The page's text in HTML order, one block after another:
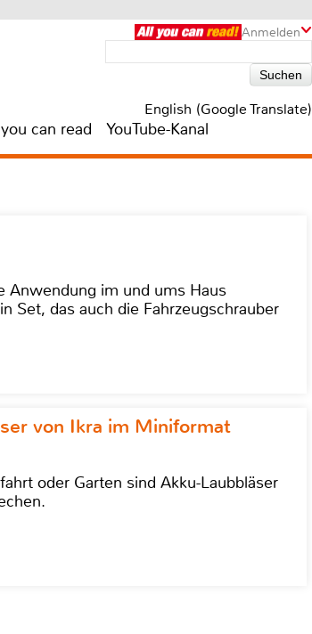
Anmelden
English (Google Translate)
can read YouTube-Kanal
Anwendung im und ums Haus
Set, das auch die Fahrzeugschrauber
von Ikra im Miniformat
oder Garten sind Akku-Laubbläser